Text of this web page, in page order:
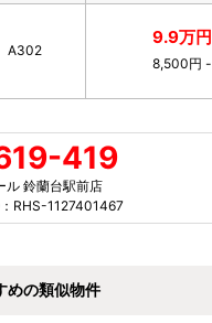
A302
9.9万円
8,500円 -
419
ル 鈴蘭台駅前店
RHS-1127401467
めの類似物件